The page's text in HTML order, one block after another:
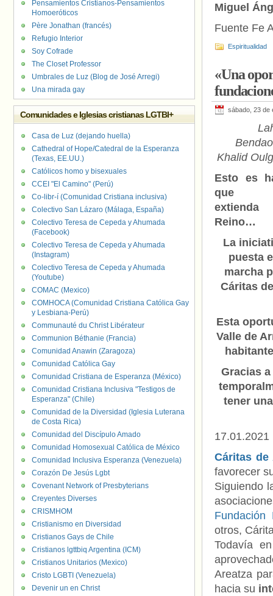
Miguel
Fuente Fe
Espiritualidad
«Una
sábado, 23 de
Khalid
Esto es
que
Reino…
La
puesta
marcha
Cáritas
Esta
Valle de
Gracias
tener
17.01.2021
Cáritas de
favorecer
Siguiendo
Fundación
otros,
Todavía
Areatza
hacia su
Pensamientos Cristianos-Pensamientos
Homoeróticos
Père Jonathan (francés)
Refugio Interior
Soy Cofrade
The Closet Professor
Umbrales de Luz (Blog de José Arregi)
Una mirada gay
Comunidades e Iglesias cristianas LGTBI+
Casa de Luz (dejando huella)
Cathedral of Hope/Catedral de la Esperanza
(Texas, EE.UU.)
Católicos homo y bisexuales
CCEI "El Camino" (Perú)
Co-libr-í (Comunidad Cristiana inclusiva)
Colectivo San Lázaro (Málaga, España)
Colectivo Teresa de Cepeda y Ahumada
(Facebook)
Colectivo Teresa de Cepeda y Ahumada
(Instagram)
Colectivo Teresa de Cepeda y Ahumada
(Youtube)
COMAC (Mexico)
COMHOCA (Comunidad Cristiana Católica Gay
y Lesbiana-Perú)
Communauté du Christ Libérateur
Communion Béthanie (Francia)
Comunidad Anawin (Zaragoza)
Comunidad Católica Gay
Comunidad Cristiana de Esperanza (México)
Comunidad Cristiana Inclusiva "Testigos de
Esperanza" (Chile)
Comunidad de la Diversidad (Iglesia Luterana
de Costa Rica)
Comunidad del Discípulo Amado
Comunidad Homosexual Católica de México
Comunidad Inclusiva Esperanza (Venezuela)
Corazón De Jesús Lgbt
Covenant Network of Presbyterians
Creyentes Diverses
CRISMHOM
Cristianismo en Diversidad
Cristianos Gays de Chile
Cristianos lgttbiq Argentina (ICM)
Cristianos Unitarios (Mexico)
Cristo LGBTI (Venezuela)
Devenir un en Christ